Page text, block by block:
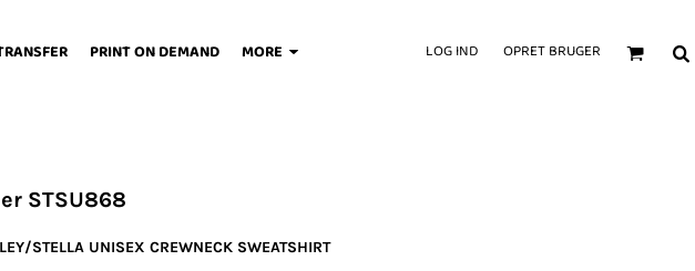
PRINT ON DEMAND MORE LOG IND OPRET BRUGER
STSU868
STELLA UNISEX CREWNECK SWEATSHIRT
Baby